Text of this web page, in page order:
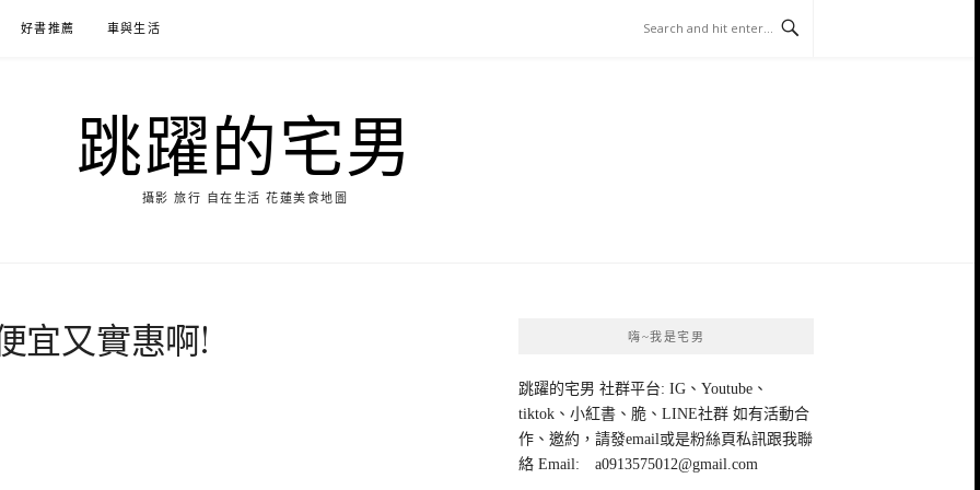
好書推薦 車與生活
跳躍的宅男
攝影 旅行 自在生活 花蓮美食地圖
宜又實惠啊! 嗨~我是宅男
跳躍的宅男 社群平台: IG、Youtube、
tiktok、小紅書、脆、LINE社群 如有活動合
作、邀約，請發email或是粉絲頁私訊跟我聯
絡 Email: a0913575012@gmail.com